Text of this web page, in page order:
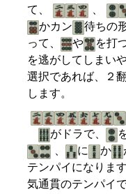
て、
、
かカン
待ちの
って、
や
を打
を逃がしてしまい
選択であれば、２
します。
がドラで、
、
に か
テンパイになりま
気通貫のテンパイ